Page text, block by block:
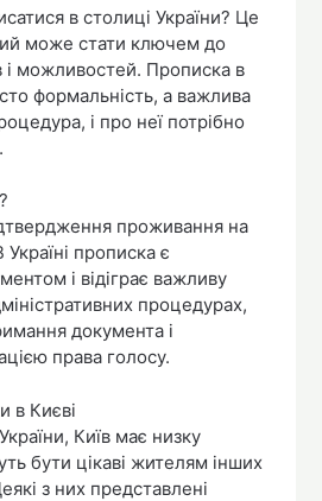
в столиці України? Це
може стати ключем до
і можливостей. Прописка в
формальність, а важлива
і про неї потрібно
проживання на
Україні прописка є
і відіграє важливу
процедурах,
документа і
права голосу.
в Києві
Київ має низку
бути цікаві жителям інших
з них представлені